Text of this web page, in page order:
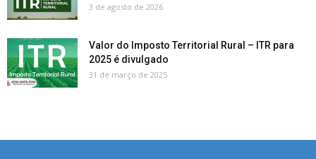
3 de agosto de 2026
Valor do Imposto Territorial Rural – ITR para
2025 é divulgado
31 de março de 2025